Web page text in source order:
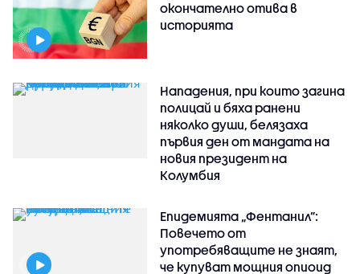
окончателно отива в
историята
Нападения, при които загина
полицай и бяха ранени
няколко души, белязаха
първия ден от мандата на
новия президент на
Колумбия
Епидемията „Фентанил”:
Повечето от
употребяващите не знаят,
че купуват мощния опиоид